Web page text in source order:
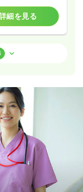
細を見る
未経験可
詳細を見る
一般病院